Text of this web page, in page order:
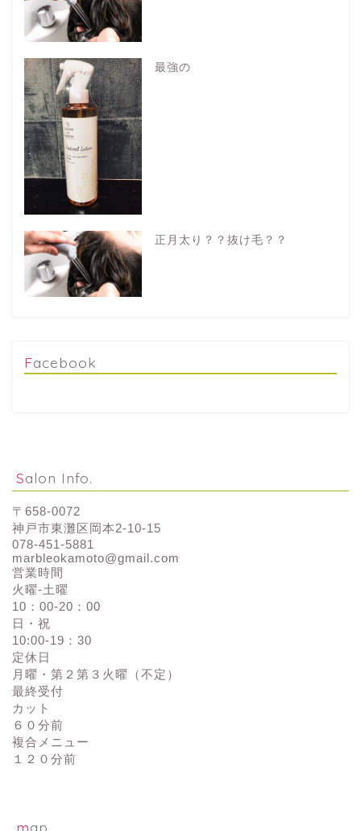
最強の
正月太り？？抜け毛？？
Facebook
Salon Info.
〒658-0072
神戸市東灘区岡本2-10-15
078-451-5881
marbleokamoto@gmail.com
営業時間
火曜-土曜
10：00-20：00
日・祝
10:00-19：30
定休日
月曜・第２第３火曜（不定）
最終受付
カット
６０分前
複合メニュー
１２０分前
map